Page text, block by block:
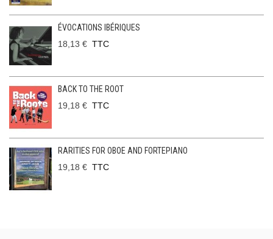
ÉVOCATIONS IBÉRIQUES
18,13 € TTC
BACK TO THE ROOT
19,18 € TTC
RARITIES FOR OBOE AND FORTEPIANO
19,18 € TTC